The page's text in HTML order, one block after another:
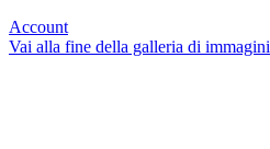
Account
Vai alla fine della galleria di immagini